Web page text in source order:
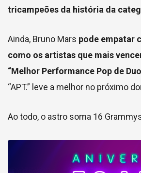
tricampeões da história da
Ainda, Bruno Mars pode empatar
como os artistas que mais
“Melhor Performance Pop de
“APT.” leve a melhor no próximo
Ao todo, o astro soma 16